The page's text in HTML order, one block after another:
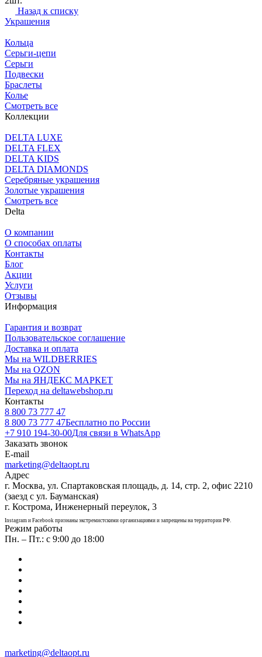
Назад к списку
Украшения
Кольца
Серьги-цепи
Серьги
Подвески
Браслеты
Колье
Смотреть все
Коллекции
DELTA LUXE
DELTA FLEX
DELTA KIDS
DELTA DIAMONDS
Серебряные украшения
Золотые украшения
Смотреть все
Delta
О компании
О способах оплаты
Контакты
Блог
Акции
Услуги
Отзывы
Информация
Гарантия и возврат
Пользовательское соглашение
Доставка и оплата
Мы на WILDBERRIES
Мы на OZON
Мы на ЯНДЕКС МАРКЕТ
Переход на deltawebshop.ru
Контакты
8 800 73 777 47
8 800 73 777 47Бесплатно по России
+7 910 194-30-00Для связи в WhatsApp
Заказать звонок
E-mail
marketing@deltaopt.ru
Адрес
г. Москва, ул. Спартаковская площадь, д. 14, стр. 2, офис 2210
(заезд с ул. Бауманская)
г. Кострома, Инженерный переулок, 3
Instagram и Facebook признаны экстремистскими организациями и запрещены на территории РФ.
Режим работы
Пн. – Пт.: с 9:00 до 18:00
marketing@deltaopt.ru